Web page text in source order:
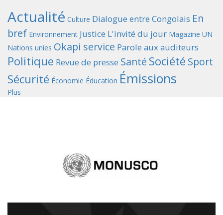
Actualité Culture Dialogue entre Congolais En
bref Environnement Justice L'invité du jour Magazine UN
Nations unies Okapi service Parole aux auditeurs
Politique Revue de presse Santé Société Sport
Sécurité Économie Éducation Émissions
Plus